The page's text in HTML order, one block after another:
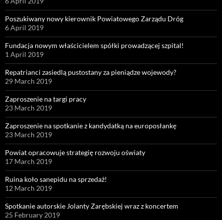
Poszukiwany nowy kierownik Powiatowego Zarządu Dróg
6 April 2019
Fundacja nowym właścicielem spółki prowadzącej szpital!
1 April 2019
Repatrianci zasiedlą pustostany za pieniądze wojewody?
29 March 2019
Zaproszenie na targi pracy
23 March 2019
Zaproszenie na spotkanie z kandydatką na europosłankę
23 March 2019
Powiat opracowuje strategię rozwoju oświaty
17 March 2019
Ruina koło sanepidu na sprzedaż!
12 March 2019
Spotkanie autorskie Jolanty Zarębskiej wraz z koncertem
25 February 2019